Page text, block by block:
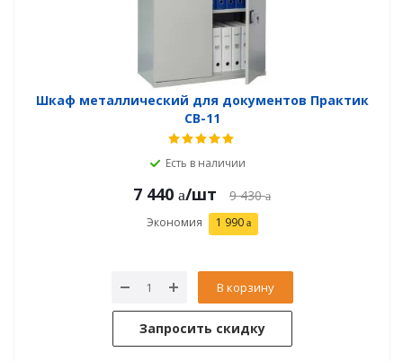
Шкаф металлический для документов Практик
СВ-11
Есть в наличии
7 440 /шт 9 430
Экономия 1 990
В корзину
Запросить скидку